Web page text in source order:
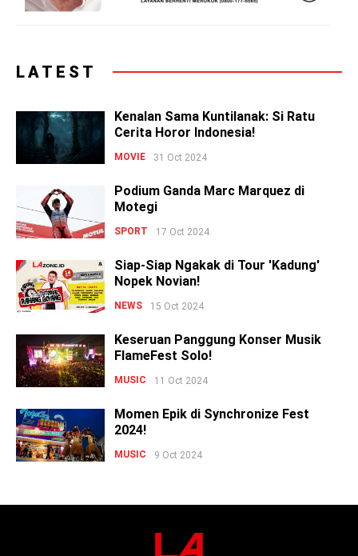
LATEST
Kenalan Sama Kuntilanak: Si Ratu
Cerita Horor Indonesia!
MOVIE 31 Oct 2024
Podium Ganda Marc Marquez di
Motegi
SPORT 17 Oct 2024
Siap-Siap Ngakak di Tour 'Kadung'
Nopek Novian!
NEWS 15 Oct 2024
Keseruan Panggung Konser Musik
FlameFest Solo!
MUSIC 11 Oct 2024
Momen Epik di Synchronize Fest
2024!
MUSIC 9 Oct 2024